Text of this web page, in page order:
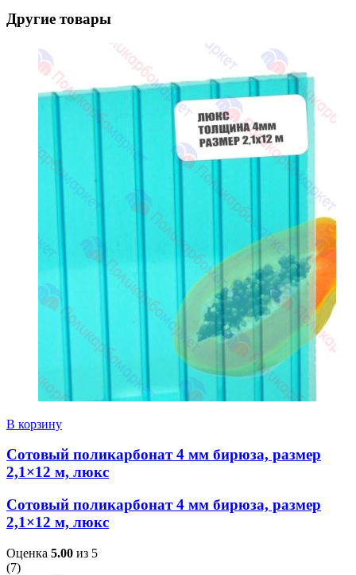
Другие товары
В корзину
Сотовый поликарбонат 4 мм бирюза, размер
2,1×12 м, люкс
Сотовый поликарбонат 4 мм бирюза, размер
2,1×12 м, люкс
Оценка 5.00 из 5
(7)